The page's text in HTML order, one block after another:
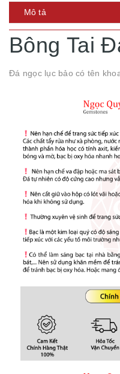
Mô tả
Bông Tai
Đá ngọc lục bảo có tên